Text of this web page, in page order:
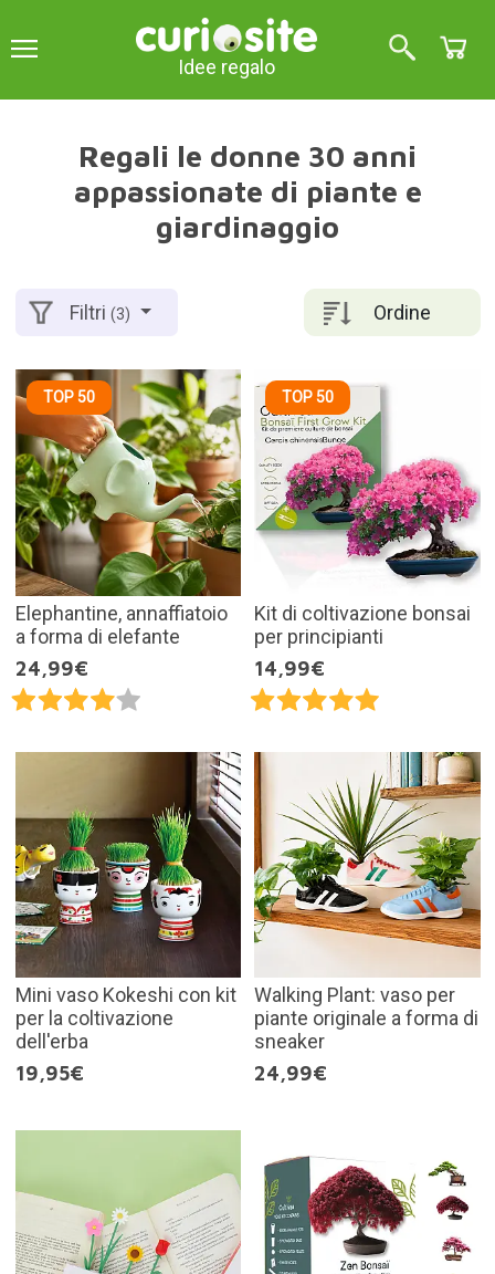
Idee regalo
Regali le donne 30 anni
appassionate di piante e
giardinaggio
Ordine
Filtri(3)
TOP 50
Elephantine, annaffiatoio
a forma di elefante
24,99€
TOP 50
Kit di coltivazione bonsai
per principianti
14,99€
Mini vaso Kokeshi con kit
per la coltivazione
dell'erba
19,95€
Walking Plant: vaso per
piante originale a forma di
sneaker
24,99€